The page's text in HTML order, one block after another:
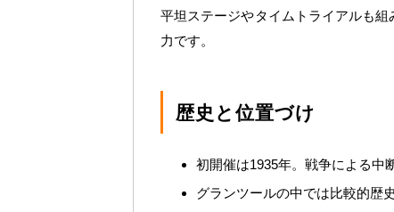
平坦ステージやタイムトライアルも
力です。
歴史と位置づけ
初開催は1935年。戦争による中
グランツールの中では比較的歴